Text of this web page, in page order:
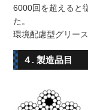
6000回を超えると
た。
環境配慮型グリー
４. 製造品目